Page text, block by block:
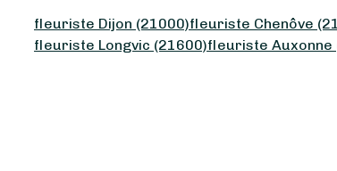
fleuriste Dijon (21000)fleuriste Chenôve
fleuriste Longvic (21600)fleuriste Auxonne